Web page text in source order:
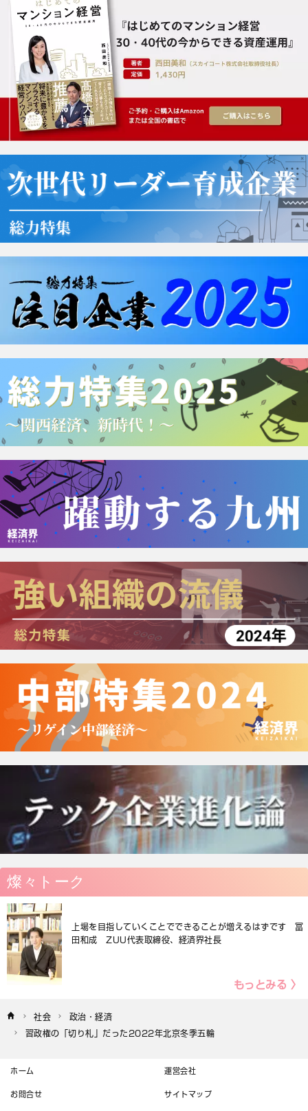
燦々トーク
上場を目指していくことでできることが増えるはずです 冨
田和成 ZUU代表取締役、経済界社長
もっとみる 〉
社会
政治・経済
習政権の「切り札」だった2022年北京冬季五輪
ホーム 運営会社
お問合せ サイトマップ